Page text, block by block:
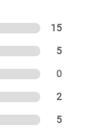
15
5
0
2
5